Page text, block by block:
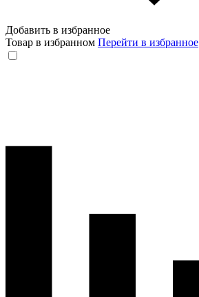
Добавить в избранное
Товар в избранном Перейти в избранное